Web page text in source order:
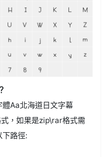
體Aa北海道日文字幕
，如果是zip\rar格式需
下路徑: